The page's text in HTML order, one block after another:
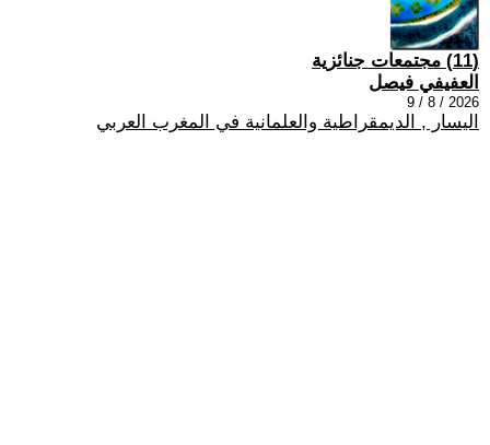
(11) مجتمعات جنائزية
العفيفي فيصل
2026 / 8 / 9
اليسار , الديمقراطية والعلمانية في المغرب العربي